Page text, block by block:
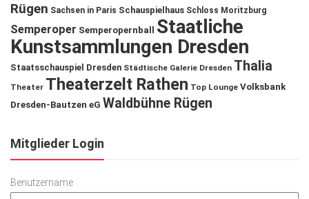
Rügen Sachsen in Paris Schauspielhaus Schloss Moritzburg
Semperoper Semperopernball
Staatliche
Kunstsammlungen Dresden
Staatsschauspiel Dresden Städtische Galerie Dresden Thalia
Theater Theaterzelt Rathen Top Lounge Volksbank
Dresden-Bautzen eG Waldbühne Rügen
Mitglieder Login
Benutzername